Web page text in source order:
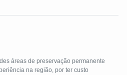
áreas de preservação permanente
na região, por ter custo